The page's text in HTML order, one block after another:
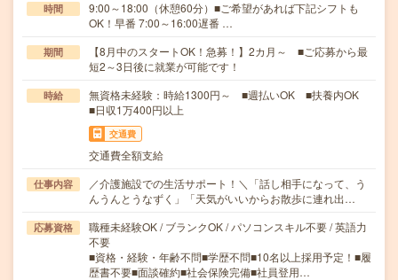
時間
9:00～18:00（休憩60分）■ご希望があれば下記シフトも
OK！早番 7:00～16:00遅番 …
期間
【8月中のスタートOK！急募！】2カ月～ ■ご応募から最
短2～3日後に就業が可能です！
時給
無資格未経験：時給1300円～ ■週払いOK ■扶養内OK
■日収1万400円以上
交通費
交通費全額支給
仕事内容
／介護施設での生活サポート！＼「話し相手になって、う
んうんとうなずく」「天気がいいからお散歩に連れ出…
応募資格
職種未経験OK / ブランクOK / パソコンスキル不要 / 英語力
不要
■資格・経験・年齢不問■学歴不問■10名以上採用予定！■履
歴書不要■面談確約■社会保険完備■社員登用…